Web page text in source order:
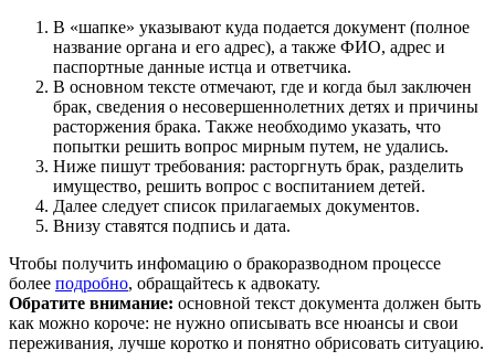
В «шапке» указывают куда подается документ (полное
название органа и его адрес), а также ФИО, адрес и
паспортные данные истца и ответчика.
В основном тексте отмечают, где и когда был заключен
брак, сведения о несовершеннолетних детях и причины
расторжения брака. Также необходимо указать, что
попытки решить вопрос мирным путем, не удались.
Ниже пишут требования: расторгнуть брак, разделить
имущество, решить вопрос с воспитанием детей.
Далее следует список прилагаемых документов.
Внизу ставятся подпись и дата.
Чтобы получить инфомацию о бракоразводном процессе
более подробно, обращайтесь к адвокату.
Обратите внимание: основной текст документа должен быть
как можно короче: не нужно описывать все нюансы и свои
переживания, лучше коротко и понятно обрисовать ситуацию.